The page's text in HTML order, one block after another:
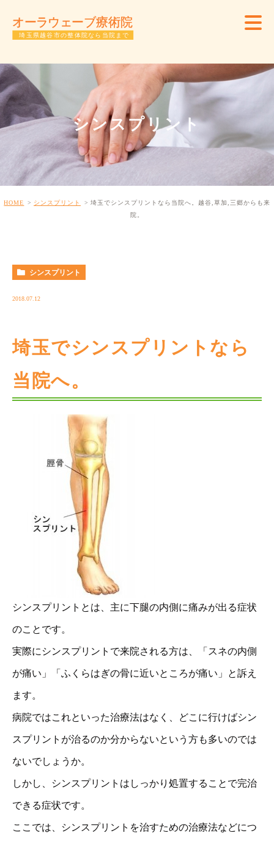
シンスプリント
HOME シンスプリント
埼玉でシンスプリントなら当院へ。越谷,草加,三郷からも来
院。
シンスプリント
2018.07.12
埼玉でシンスプリントなら
当院へ。
シンスプリントとは、主に下腿の内側に痛みが出る症状
のことです。
実際にシンスプリントで来院される方は、「スネの内側
が痛い」「ふくらはぎの骨に近いところが痛い」と訴え
ます。
病院ではこれといった治療法はなく、どこに行けばシン
スプリントが治るのか分からないという方も多いのでは
ないでしょうか。
しかし、シンスプリントはしっかり処置することで完治
できる症状です。
ここでは、シンスプリントを治すための治療法などにつ